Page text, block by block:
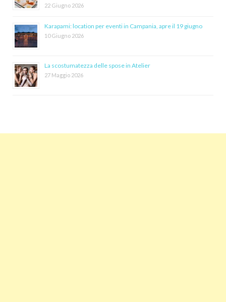
22 Giugno 2026
Karapami: location per eventi in Campania, apre il 19 giugno
10 Giugno 2026
La scostumatezza delle spose in Atelier
27 Maggio 2026